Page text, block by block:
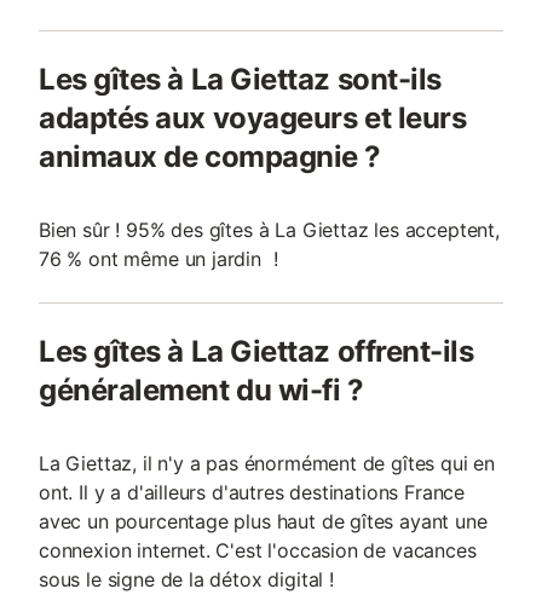
Les gîtes à La Giettaz sont-ils
adaptés aux voyageurs et leurs
animaux de compagnie ?
Bien sûr ! 95% des gîtes à La Giettaz les acceptent,
76 % ont même un jardin !
Les gîtes à La Giettaz offrent-ils
généralement du wi-fi ?
La Giettaz, il n'y a pas énormément de gîtes qui en
ont. Il y a d'ailleurs d'autres destinations France
avec un pourcentage plus haut de gîtes ayant une
connexion internet. C'est l'occasion de vacances
sous le signe de la détox digital !